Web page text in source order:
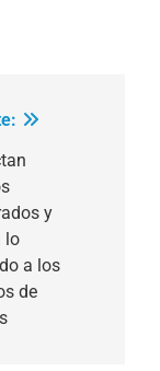
y
lo
a los
de